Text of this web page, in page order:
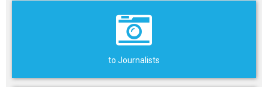
to Journalists